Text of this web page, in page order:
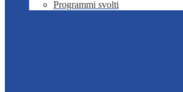
Programmi svolti